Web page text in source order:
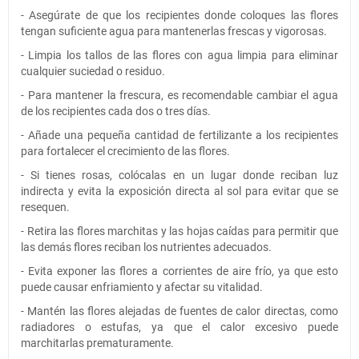
- Asegúrate de que los recipientes donde coloques las flores
tengan suficiente agua para mantenerlas frescas y vigorosas.
- Limpia los tallos de las flores con agua limpia para eliminar
cualquier suciedad o residuo.
- Para mantener la frescura, es recomendable cambiar el agua
de los recipientes cada dos o tres días.
- Añade una pequeña cantidad de fertilizante a los recipientes
para fortalecer el crecimiento de las flores.
- Si tienes rosas, colócalas en un lugar donde reciban luz
indirecta y evita la exposición directa al sol para evitar que se
resequen.
- Retira las flores marchitas y las hojas caídas para permitir que
las demás flores reciban los nutrientes adecuados.
- Evita exponer las flores a corrientes de aire frío, ya que esto
puede causar enfriamiento y afectar su vitalidad.
- Mantén las flores alejadas de fuentes de calor directas, como
radiadores o estufas, ya que el calor excesivo puede
marchitarlas prematuramente.